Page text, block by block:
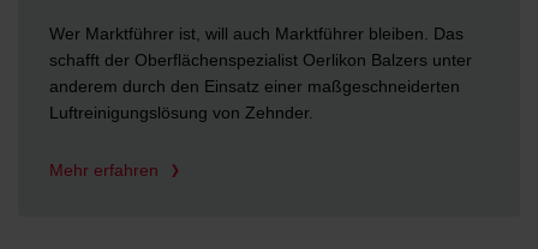
Wer Marktführer ist, will auch Marktführer bleiben. Das
schafft der Oberflächenspezialist Oerlikon Balzers unter
anderem durch den Einsatz einer maßgeschneiderten
Luftreinigungslösung von Zehnder.
Mehr erfahren